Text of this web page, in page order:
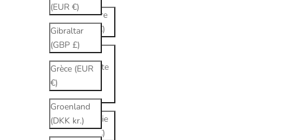
(EUR €)
Gibraltar
(GBP £)
Grèce (EUR
€)
Groenland
(DKK kr.)
Andorre
(EUR €)
Arabie
saoudite
ر.س)
Arménie
(EUR €)